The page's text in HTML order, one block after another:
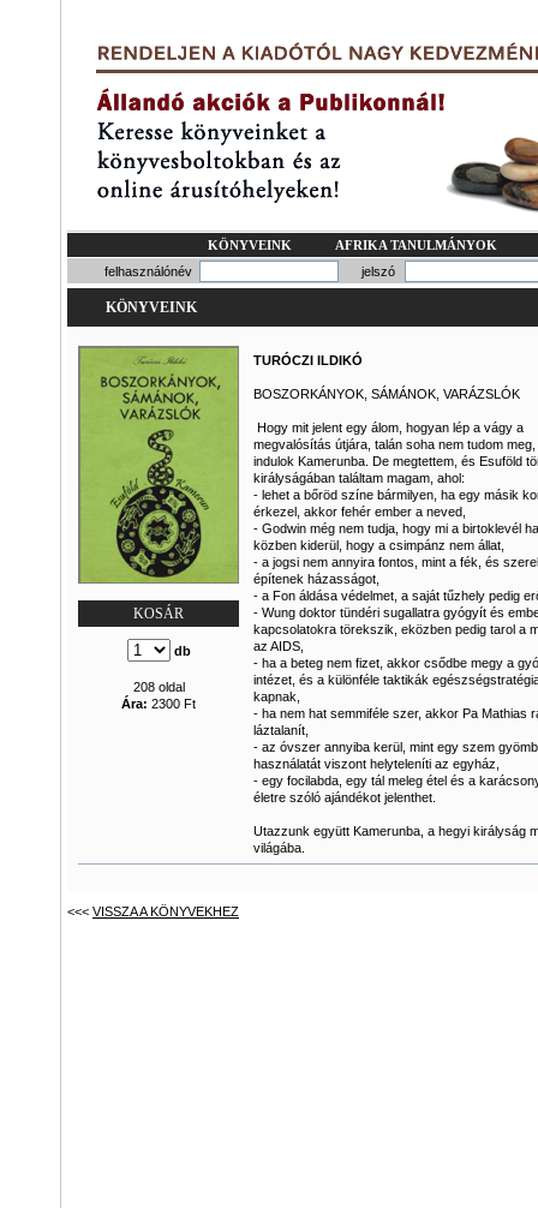
KÖNYVEINK
AFRIKA TANULMÁNYOK
felhasználónév
jelszó
KÖNYVEINK
KOSÁR
db
208 oldal
Ára: 2300 Ft
TURÓCZI ILDIKÓ
BOSZORKÁNYOK, SÁMÁNOK, VARÁZSLÓK
Hogy mit jelent egy álom, hogyan lép a vágy a
megvalósítás útjára, talán soha nem tudom meg,
indulok Kamerunba. De megtettem, és Esuföld
királyságában találtam magam, ahol:
- lehet a bőröd színe bármilyen, ha egy másik
érkezel, akkor fehér ember a neved,
- Godwin még nem tudja, hogy mi a birtoklevél
közben kiderül, hogy a csimpánz nem állat,
- a jogsi nem annyira fontos, mint a fék, és
építenek házasságot,
- a Fon áldása védelmet, a saját tűzhely pedig
- Wung doktor tündéri sugallatra gyógyít és
kapcsolatokra törekszik, eközben pedig tarol a
az AIDS,
- ha a beteg nem fizet, akkor csődbe megy a
intézet, és a különféle taktikák
kapnak,
- ha nem hat semmiféle szer, akkor Pa Mathias
láztalanít,
- az óvszer annyiba kerül, mint egy szem
használatát viszont helyteleníti az egyház,
- egy focilabda, egy tál meleg étel és a
életre szóló ajándékot jelenthet.
Utazzunk együtt Kamerunba, a hegyi királyság
világába.
<<< VISSZA A KÖNYVEKHEZ